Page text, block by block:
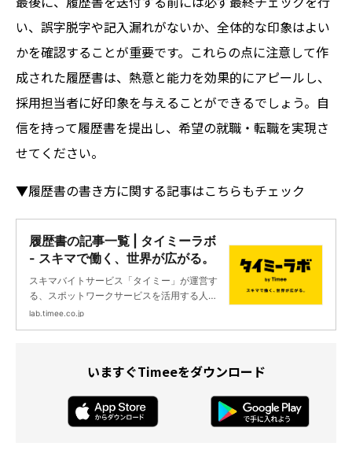
い、誤字脱字や記入漏れがないか、全体的な印象はよい
かを確認することが重要です。これらの点に注意して作
成された履歴書は、熱意と能力を効果的にアピールし、
採用担当者に好印象を与えることができるでしょう。自
信を持って履歴書を提出し、希望の就職・転職を実現さ
せてください。
▼履歴書の書き方に関する記事はこちらもチェック
履歴書の記事一覧 | タイミーラボ
- スキマで働く、世界が広がる。
スキマバイトサービス「タイミー」が運営す
る、スポットワークサービスを活用する人の
ためのメディアです。スポットワークのお仕
lab.timee.co.jp
いますぐTimeeをダウンロード